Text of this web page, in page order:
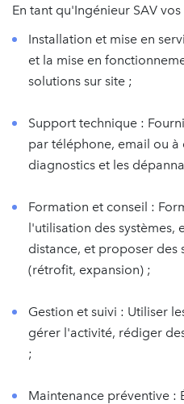
En tant qu'Ingénieur SAV
Installation et mise en
et la mise en
solutions sur site ;
Support technique :
par téléphone, email ou à
diagnostics et les
Formation et conseil :
l'utilisation des systèmes,
distance, et proposer
(rétrofit, expansion) ;
Gestion et suivi : Utiliser
gérer l'activité, rédiger
;
Maintenance préventive :